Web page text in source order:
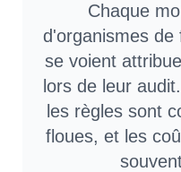
Chaque
d'organismes de
se voient
lors de leur
les règles sont
floues, et les